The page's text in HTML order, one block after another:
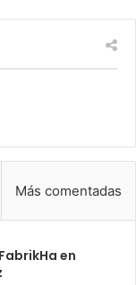
Más comentadas
en